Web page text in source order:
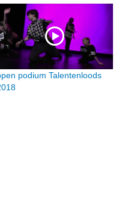
podium Talentenloods